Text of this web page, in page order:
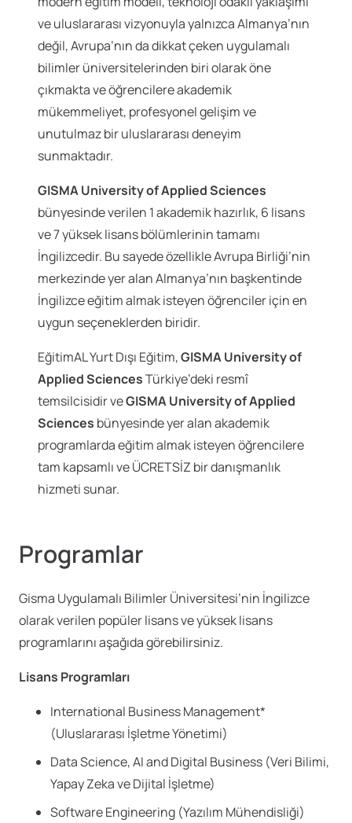
ve uluslararası vizyonuyla yalnızca Almanya’nın
değil, Avrupa’nın da dikkat çeken uygulamalı
bilimler üniversitelerinden biri olarak öne
çıkmakta ve öğrencilere akademik
mükemmeliyet, profesyonel gelişim ve
unutulmaz bir uluslararası deneyim
sunmaktadır.
GISMA University of Applied Sciences
bünyesinde verilen 1 akademik hazırlık, 6 lisans
ve 7 yüksek lisans bölümlerinin tamamı
İngilizcedir. Bu sayede özellikle Avrupa Birliği’nin
merkezinde yer alan Almanya’nın başkentinde
İngilizce eğitim almak isteyen öğrenciler için en
uygun seçeneklerden biridir.
EğitimAL Yurt Dışı Eğitim,GISMA University of
Applied SciencesTürkiye’deki resmî
temsilcisidir veGISMA University of Applied
Sciences bünyesinde yer alan akademik
programlarda eğitim almak isteyen öğrencilere
tam kapsamlı ve ÜCRETSİZ bir danışmanlık
hizmeti sunar.
Programlar
Gisma Uygulamalı Bilimler Üniversitesi’nin İngilizce
olarak verilen popüler lisans ve yüksek lisans
programlarını aşağıda görebilirsiniz.
Lisans Programları
International Business Management*
(Uluslararası İşletme Yönetimi)
Data Science, AI and Digital Business (Veri Bilimi,
Yapay Zeka ve Dijital İşletme)
Software Engineering (Yazılım Mühendisliği)